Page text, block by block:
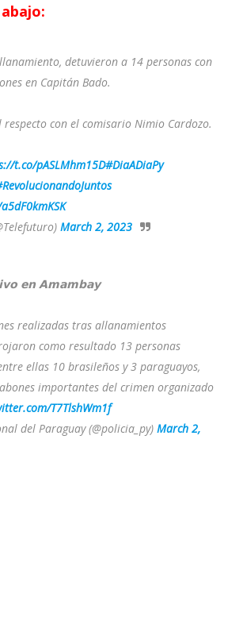
detuvieron a 14 personas con
en Capitán Bado.
respecto con el comisario Nimio Cardozo.
t.co/pASLMhm15D#DiaADiaPy
March 2, 2023
𝗲𝗻 𝗔𝗺𝗮𝗺𝗯𝗮𝘆
realizadas tras allanamientos
como resultado 13 personas
ellas 10 brasileños y 3 paraguayos,
importantes del crimen organizado
T7TlshWm1f
del Paraguay (@policia_py) March 2,